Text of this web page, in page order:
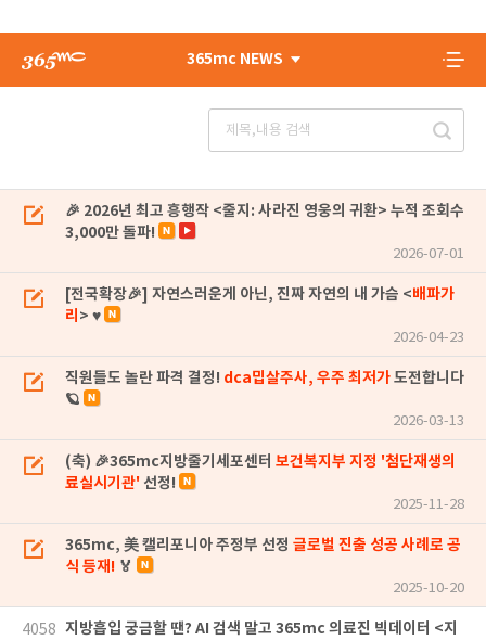
365mc NEWS
🎉 2026년 최고 흥행작 <줄지: 사라진 영웅의 귀환> 누적 조회수
3,000만 돌파!
2026-07-01
[전국확장🎉] 자연스러운게 아닌, 진짜 자연의 내 가슴 <배파가
리 > ♥
2026-04-23
직원들도 놀란 파격 결정! dca밉살주사, 우주 최저가도전합니다
🪐
2026-03-13
(축) 🎉365mc지방줄기세포센터 보건복지부 지정 '첨단재생의
료실시기관' 선정!
2025-11-28
365mc, 美 캘리포니아 주정부 선정 글로벌 진출 성공 사례로 공
식 등재! 🏅
2025-10-20
4058 지방흡입 궁금할 땐? AI 검색 말고 365mc 의료진 빅데이터 <지